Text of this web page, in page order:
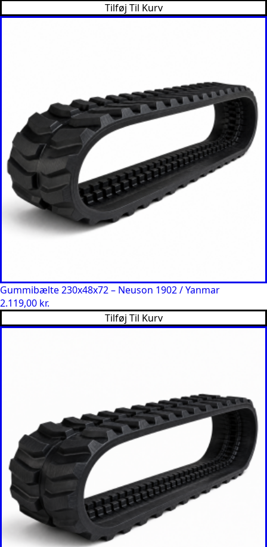
Tilføj Til Kurv
Gummibælte 230x48x72 – Neuson 1902 / Yanmar
2.119,00 kr.
Tilføj Til Kurv